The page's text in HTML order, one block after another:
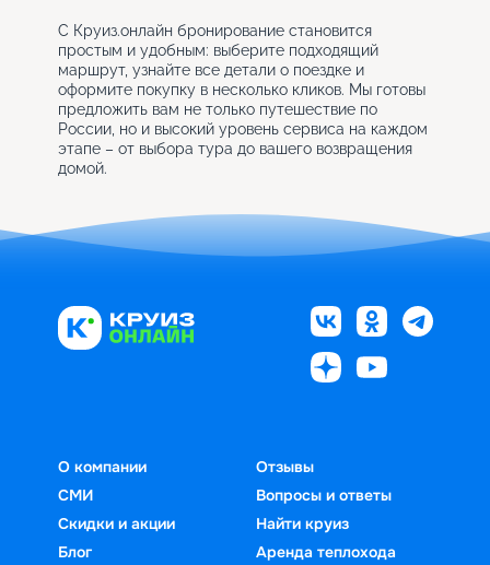
С Круиз.онлайн бронирование становится
простым и удобным: выберите подходящий
маршрут, узнайте все детали о поездке и
оформите покупку в несколько кликов. Мы готовы
предложить вам не только путешествие по
России, но и высокий уровень сервиса на каждом
этапе – от выбора тура до вашего возвращения
домой.
О компании
СМИ
Скидки и акции
Блог
Отзывы
Вопросы и ответы
Найти круиз
Аренда теплохода